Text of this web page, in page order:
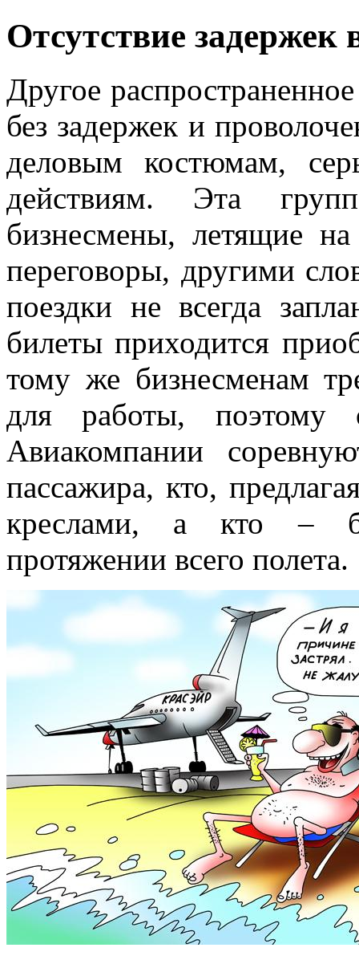
Отсутствие задержек
Другое
без задержек и
деловым костюмам,
действиям. Эта
бизнесмены, летящие
переговоры, другими
поездки не всегда
билеты приходится
тому же бизнесменам
для работы, поэтому
Авиакомпании
пассажира, кто,
креслами, а кто –
протяжении всего полета.